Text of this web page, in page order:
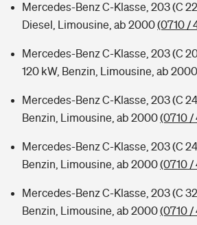
Mercedes-Benz C-Klasse, 203 (C
Diesel, Limousine, ab 2000(0710 /
Mercedes-Benz C-Klasse, 203 (C
120 kW, Benzin, Limousine, ab 2000
Mercedes-Benz C-Klasse, 203 (C
Benzin, Limousine, ab 2000(0710 /
Mercedes-Benz C-Klasse, 203 (C
Benzin, Limousine, ab 2000(0710 /
Mercedes-Benz C-Klasse, 203 (C
Benzin, Limousine, ab 2000(0710 /